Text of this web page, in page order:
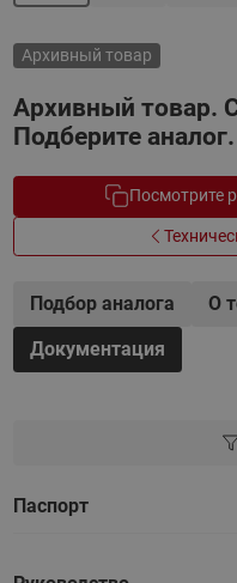
Архивный товар
Архивный товар.
Подберите аналог.
Посмотрите
Подбор аналога О
Документация
Паспорт